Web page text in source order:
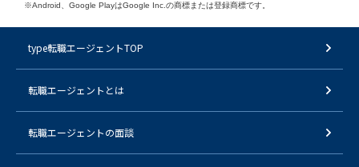
※Android、Google PlayはGoogle Inc.の商標または登録商標です。
type転職エージェントTOP
転職エージェントとは
転職エージェントの面談